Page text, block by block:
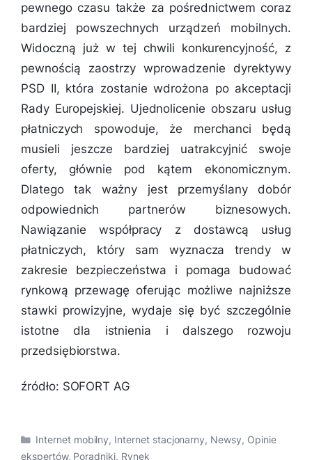
pewnego czasu także za pośrednictwem coraz
bardziej powszechnych urządzeń mobilnych.
Widoczną już w tej chwili konkurencyjność, z
pewnością zaostrzy wprowadzenie dyrektywy
PSD II, która zostanie wdrożona po akceptacji
Rady Europejskiej. Ujednolicenie obszaru usług
płatniczych spowoduje, że merchanci będą
musieli jeszcze bardziej uatrakcyjnić swoje
oferty, głównie pod kątem ekonomicznym.
Dlatego tak ważny jest przemyślany dobór
odpowiednich partnerów biznesowych.
Nawiązanie współpracy z dostawcą usług
płatniczych, który sam wyznacza trendy w
zakresie bezpieczeństwa i pomaga budować
rynkową przewagę oferując możliwe najniższe
stawki prowizyjne, wydaje się być szczególnie
istotne dla istnienia i dalszego rozwoju
przedsiębiorstwa.
źródło: SOFORT AG
Kategorie
Internet mobilny, Internet stacjonarny, Newsy, Opinie
ekspertów, Poradniki, Rynek